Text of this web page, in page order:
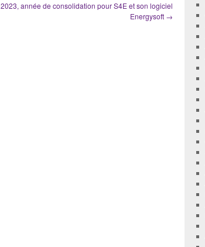
2023, année de consolidation pour S4E et son logiciel
Energysoft →